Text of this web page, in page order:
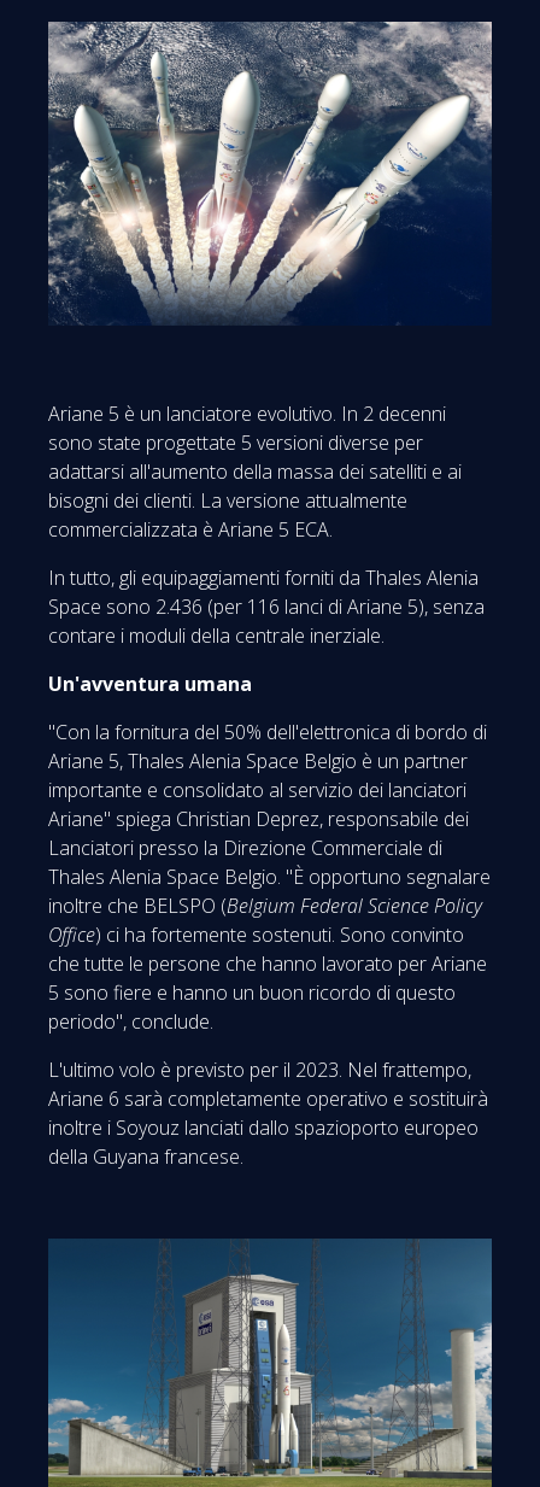
Ariane 5 è un lanciatore evolutivo. In 2 decenni
sono state progettate 5 versioni diverse per
adattarsi all'aumento della massa dei satelliti e ai
bisogni dei clienti. La versione attualmente
commercializzata è Ariane 5 ECA.
In tutto, gli equipaggiamenti forniti da Thales Alenia
Space sono 2.436 (per 116 lanci di Ariane 5), senza
contare i moduli della centrale inerziale.
Un'avventura umana
"Con la fornitura del 50% dell'elettronica di bordo di
Ariane 5, Thales Alenia Space Belgio è un partner
importante e consolidato al servizio dei lanciatori
Ariane" spiega Christian Deprez, responsabile dei
Lanciatori presso la Direzione Commerciale di
Thales Alenia Space Belgio. "È opportuno segnalare
inoltre che BELSPO (Belgium Federal Science Policy
Office) ci ha fortemente sostenuti. Sono convinto
che tutte le persone che hanno lavorato per Ariane
5 sono fiere e hanno un buon ricordo di questo
periodo", conclude.
L'ultimo volo è previsto per il 2023. Nel frattempo,
Ariane 6 sarà completamente operativo e sostituirà
inoltre i Soyouz lanciati dallo spazioporto europeo
della Guyana francese.